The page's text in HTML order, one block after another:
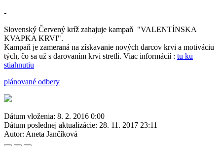
-
Slovenský Červený kríž zahajuje kampaň "VALENTÍNSKA
KVAPKA KRVI".
Kampaň je zameraná na získavanie nových darcov krvi a motiváciu
tých, čo sa už s darovaním krvi stretli. Viac informácií : tu ku
stiahnutiu
plánované odbery
Dátum vloženia: 8. 2. 2016 0:00
Dátum poslednej aktualizácie: 28. 11. 2017 23:11
Autor: Aneta Jančíková